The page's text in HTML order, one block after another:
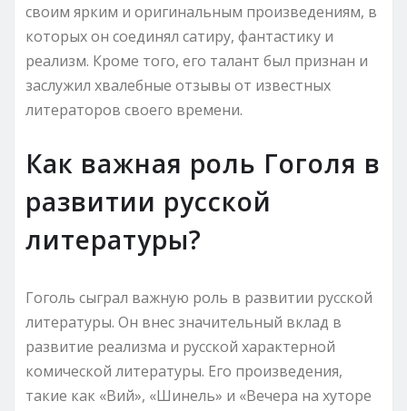
своим ярким и оригинальным произведениям, в
которых он соединял сатиру, фантастику и
реализм. Кроме того, его талант был признан и
заслужил хвалебные отзывы от известных
литераторов своего времени.
Как важная роль Гоголя в
развитии русской
литературы?
Гоголь сыграл важную роль в развитии русской
литературы. Он внес значительный вклад в
развитие реализма и русской характерной
комической литературы. Его произведения,
такие как «Вий», «Шинель» и «Вечера на хуторе